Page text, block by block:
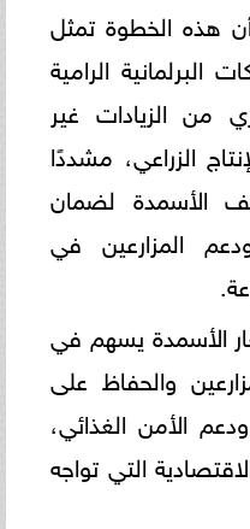
هذه الخطوة تمثل
البرلمانية الرامية
من الزيادات غير
الزراعي، مشددًا
الأسمدة لضمان
المزارعين في
الأسمدة يسهم في
والحفاظ على
ودعم الأمن الغذائي،
التي تواجه